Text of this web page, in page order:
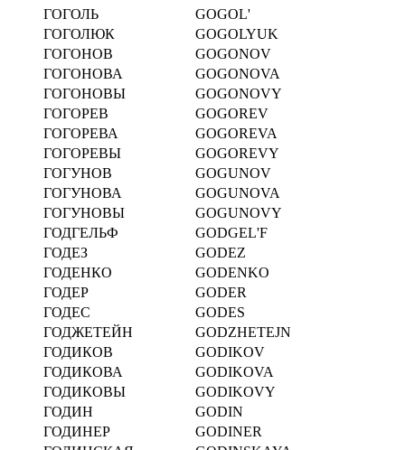
ГОГОЛЬ
GOGOL'
ГОГОЛЮК
GOGOLYUK
ГОГОНОВ
GOGONOV
ГОГОНОВА
GOGONOVA
ГОГОНОВЫ
GOGONOVY
ГОГОРЕВ
GOGOREV
ГОГОРЕВА
GOGOREVA
ГОГОРЕВЫ
GOGOREVY
ГОГУНОВ
GOGUNOV
ГОГУНОВА
GOGUNOVA
ГОГУНОВЫ
GOGUNOVY
ГОДГЕЛЬФ
GODGEL'F
ГОДЕЗ
GODEZ
ГОДЕНКО
GODENKO
ГОДЕР
GODER
ГОДЕС
GODES
ГОДЖЕТЕЙН
GODZHETEJN
ГОДИКОВ
GODIKOV
ГОДИКОВА
GODIKOVA
ГОДИКОВЫ
GODIKOVY
ГОДИН
GODIN
ГОДИНЕР
GODINER